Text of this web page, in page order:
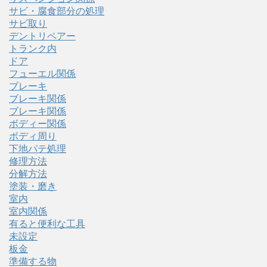
サビ・腐食部分の処理
サビ取り
デントリペアー
トランク内
ドア
フューエル関係
ブレーキ
ブレーキ関係
ブレーキ関係
ボディー関係
ボディ周り
下地パテ処理
修理方法
分解方法
塗装・磨き
室内
室内関係
有ると便利な工具
未設定
板金
準備する物